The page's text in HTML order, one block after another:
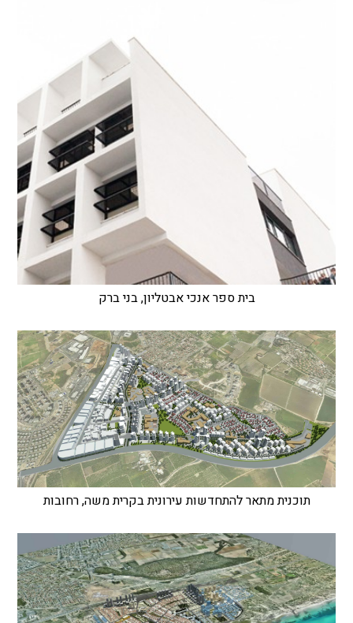
בית ספר אנכי אבטליון, בני ברק
תוכנית מתאר להתחדשות עירונית בקרית משה, רחובות